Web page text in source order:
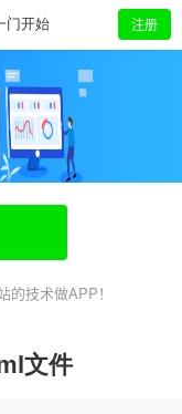
门开始 注册
技术做APP！
文件